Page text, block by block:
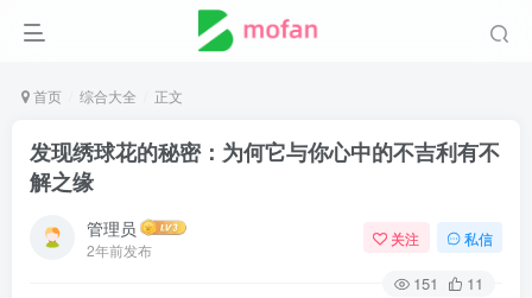
首页 综合大全 正文
发现绣球花的秘密：为何它与你心中的不吉利有不
解之缘
管理员
2年前发布
关注 私信
151 11